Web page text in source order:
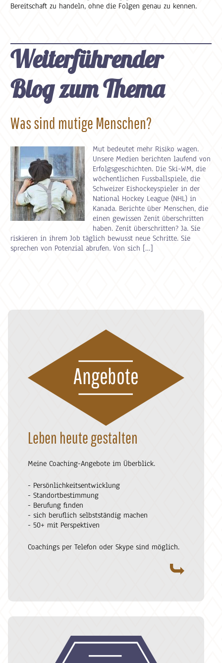
Bereitschaft zu handeln, ohne die Folgen genau zu kennen.
Weiterführender
Blog zum Thema
Was sind mutige Menschen?
Mut bedeutet mehr Risiko wagen.
Unsere Medien berichten laufend von
Erfolgsgeschichten. Die Ski-WM, die
wöchentlichen Fussballspiele, die
Schweizer Eishockeyspieler in der
National Hockey League (NHL) in
Kanada. Berichte über Menschen, die
einen gewissen Zenit überschritten
haben. Zenit überschritten? Ja. Sie
riskieren in ihrem Job täglich bewusst neue Schritte. Sie
sprechen von Potenzial abrufen. Von sich […]
Angebote
Leben heute gestalten
Meine Coaching-Angebote im Überblick.
- Persönlichkeitsentwicklung
- Standortbestimmung
- Berufung finden
- sich beruflich selbstständig machen
- 50+ mit Perspektiven
Coachings per Telefon oder Skype sind möglich.